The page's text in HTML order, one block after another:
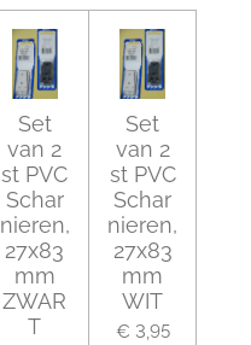
Set
van 2
st PVC
Schar
nieren,
27x83
mm
ZWAR
T
Set
van 2
st PVC
Schar
nieren,
27x83
mm
WIT
€ 3,95